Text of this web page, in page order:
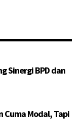
Sinergi BPD dan
Cuma Modal, Tapi